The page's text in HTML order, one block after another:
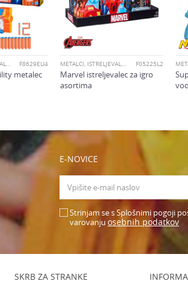
METALCI, ISTRELJEVALCI IN MEČI F8629EU4
metalec
METALCI, ISTRELJEVALCI IN MEČI F05225L2
Marvel istreljevalec za igro
asortima
E-NOVICE
Strinjam se s Splošnimi pogoji
varovanju osebnih podatkov
SKRB ZA STRANKE